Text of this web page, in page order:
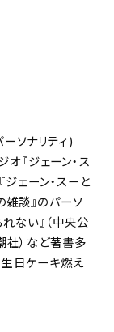
ソナリティ)
オ『ジェーン・ス
ェーン・スーと
雑談』のパーソ
ない』（中央公
社）など著書多
生日ケーキ燃え